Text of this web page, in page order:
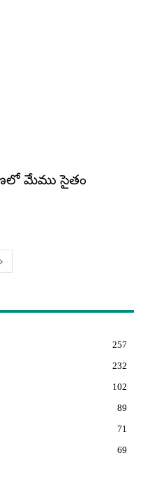
మేము సైతం
257
232
102
89
71
69